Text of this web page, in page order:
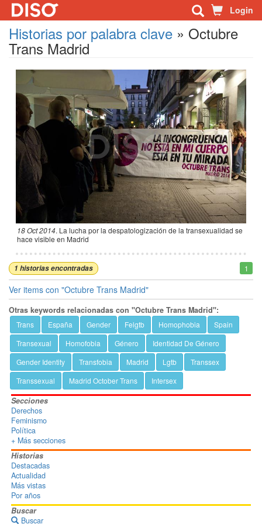
Login
Historias por palabra clave » Octubre
Trans Madrid
18 Oct 2014. La lucha por la despatologización de la transexualidad se
hace visible en Madrid
1 historias encontradas 1
Ver items con "Octubre Trans Madrid"
Otras keywords relacionadas con "Octubre Trans Madrid":
Trans España Gender Felgtb Homophobia
Spain
Transexual
Homofobia Género
Identidad De Género
Gender Identity
Transfobia Madrid Lgtb
Transsex
Transsexual
Madrid October Trans Intersex
Secciones
Derechos
Feminismo
Política
+ Más secciones
Historias
Destacadas
Actualidad
Más vistas
Por años
Buscar
Buscar